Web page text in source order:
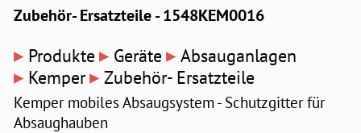
Zubehör- Ersatzteile - 1548KEM0016
▸ Produkte ▸ Geräte ▸ Absauganlagen
▸ Kemper▸ Zubehör- Ersatzteile
Kemper mobiles Absaugsystem - Schutzgitter für
Absaughauben